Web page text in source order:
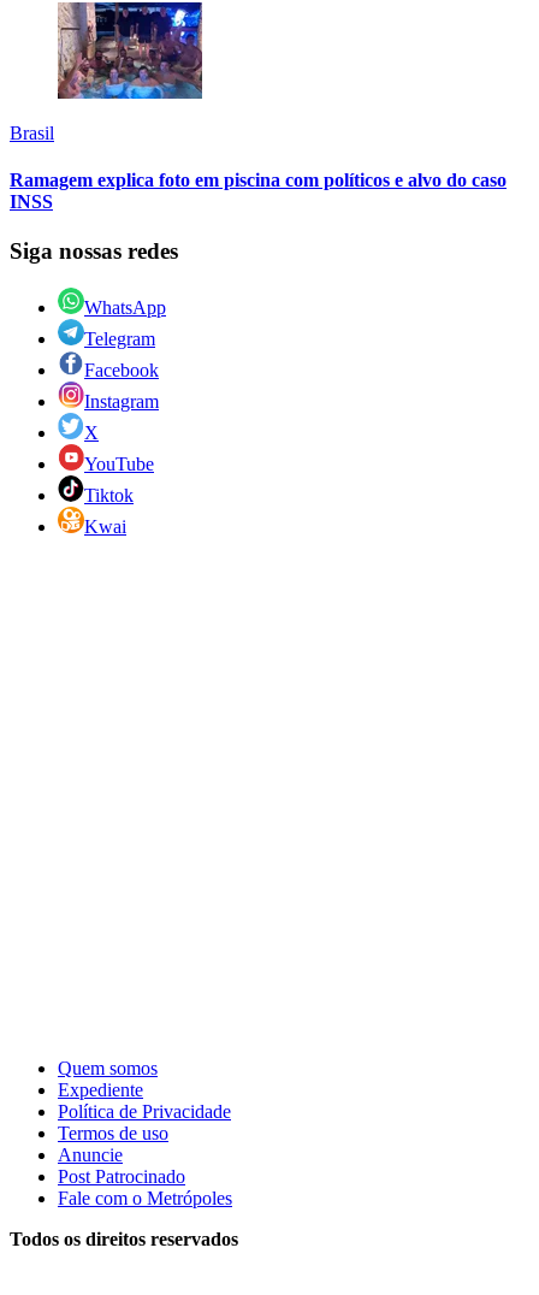
Brasil
Ramagem explica foto em piscina com políticos e alvo do caso
INSS
Siga nossas redes
WhatsApp
Telegram
Facebook
Instagram
X
YouTube
Tiktok
Kwai
Quem somos
Expediente
Política de Privacidade
Termos de uso
Anuncie
Post Patrocinado
Fale com o Metrópoles
Todos os direitos reservados